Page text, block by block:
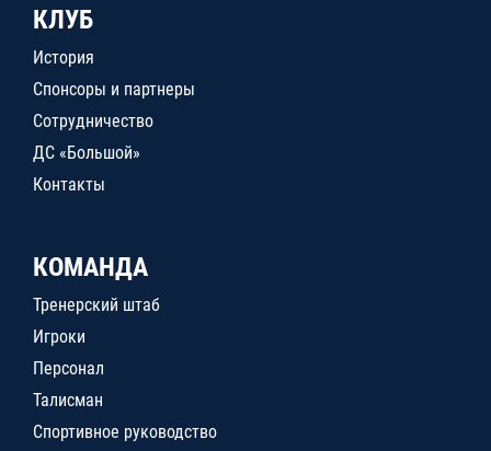
КЛУБ
История
Спонсоры и партнеры
Сотрудничество
ДС «Большой»
Контакты
КОМАНДА
Тренерский штаб
Игроки
Персонал
Талисман
Спортивное руководство